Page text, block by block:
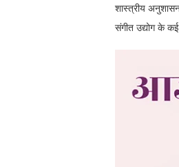
शास्त्रीय
संगीत उद्योग के